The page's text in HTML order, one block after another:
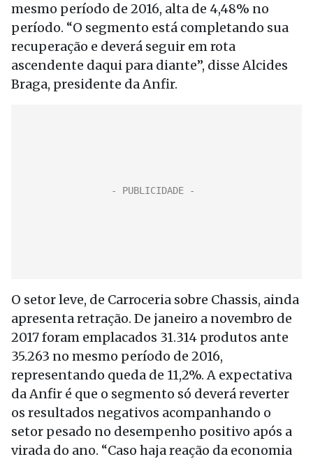
mesmo período de 2016, alta de 4,48% no
período. “O segmento está completando sua
recuperação e deverá seguir em rota
ascendente daqui para diante”, disse Alcides
Braga, presidente da Anfir.
O setor leve, de Carroceria sobre Chassis, ainda
apresenta retração. De janeiro a novembro de
2017 foram emplacados 31.314 produtos ante
35.263 no mesmo período de 2016,
representando queda de 11,2%. A expectativa
da Anfir é que o segmento só deverá reverter
os resultados negativos acompanhando o
setor pesado no desempenho positivo após a
virada do ano. “Caso haja reação da economia